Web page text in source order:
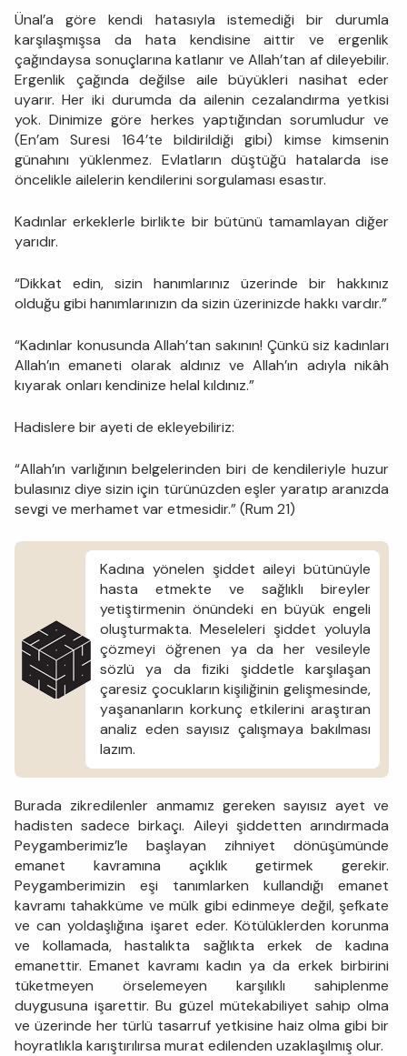
Ünal’a göre kendi hatasıyla istemediği bir durumla
karşılaşmışsa da hata kendisine aittir ve ergenlik
çağındaysa sonuçlarına katlanır ve Allah’tan af dileyebilir.
Ergenlik çağında değilse aile büyükleri nasihat eder
uyarır. Her iki durumda da ailenin cezalandırma yetkisi
yok. Dinimize göre herkes yaptığından sorumludur ve
(En’am Suresi 164’te bildirildiği gibi) kimse kimsenin
günahını yüklenmez. Evlatların düştüğü hatalarda ise
öncelikle ailelerin kendilerini sorgulaması esastır.
Kadınlar erkeklerle birlikte bir bütünü tamamlayan diğer
yarıdır.
“Dikkat edin, sizin hanımlarınız üzerinde bir hakkınız
olduğu gibi hanımlarınızın da sizin üzerinizde hakkı vardır.”
“Kadınlar konusunda Allah’tan sakının! Çünkü siz kadınları
Allah’ın emaneti olarak aldınız ve Allah’ın adıyla nikâh
kıyarak onları kendinize helal kıldınız.”
Hadislere bir ayeti de ekleyebiliriz:
“Allah’ın varlığının belgelerinden biri de kendileriyle huzur
bulasınız diye sizin için türünüzden eşler yaratıp aranızda
sevgi ve merhamet var etmesidir.” (Rum 21)
Kadına yönelen şiddet aileyi bütünüyle
hasta etmekte ve sağlıklı bireyler
yetiştirmenin önündeki en büyük engeli
oluşturmakta. Meseleleri şiddet yoluyla
çözmeyi öğrenen ya da her vesileyle
sözlü ya da fiziki şiddetle karşılaşan
çaresiz çocukların kişiliğinin gelişmesinde,
yaşananların korkunç etkilerini araştıran
analiz eden sayısız çalışmaya bakılması
lazım.
Burada zikredilenler anmamız gereken sayısız ayet ve
hadisten sadece birkaçı. Aileyi şiddetten arındırmada
Peygamberimiz’le başlayan zihniyet dönüşümünde
emanet kavramına açıklık getirmek gerekir.
Peygamberimizin eşi tanımlarken kullandığı emanet
kavramı tahakküme ve mülk gibi edinmeye değil, şefkate
ve can yoldaşlığına işaret eder. Kötülüklerden korunma
ve kollamada, hastalıkta sağlıkta erkek de kadına
emanettir. Emanet kavramı kadın ya da erkek birbirini
tüketmeyen örselemeyen karşılıklı sahiplenme
duygusuna işarettir. Bu güzel mütekabiliyet sahip olma
ve üzerinde her türlü tasarruf yetkisine haiz olma gibi bir
hoyratlıkla karıştırılırsa murat edilenden uzaklaşılmış olur.